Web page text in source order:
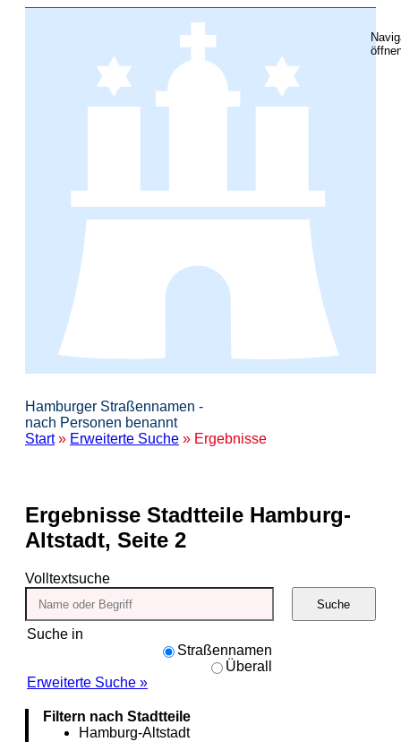
Hamburger Straßennamen -
nach Personen benannt
Start» Erweiterte Suche » Ergebnisse
Ergebnisse Stadtteile Hamburg-
Altstadt, Seite 2
Volltextsuche
Suche in
Straßennamen
Überall
Erweiterte Suche »
Suche
Filtern nach Stadtteile
Hamburg-Altstadt